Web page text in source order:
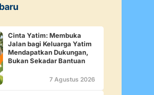
Cinta Yatim: Membuka
Jalan bagi Keluarga Yatim
Mendapatkan Dukungan,
Bukan Sekadar Bantuan
7 Agustus 2026